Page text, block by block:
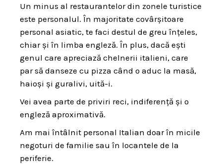
Un minus al restaurantelor din zonele turistice
este personalul. În majoritate covârșitoare
personal asiatic, te faci destul de greu înțeles,
chiar și în limba engleză. În plus, dacă ești
genul care apreciază chelnerii italieni, care
par să danseze cu pizza când o aduc la masă,
haioși și guralivi, uită-i.
Vei avea parte de priviri reci, indiferență și o
engleză aproximativă.
Am mai întâlnit personal Italian doar în micile
negoturi de familie sau în locantele de la
periferie.